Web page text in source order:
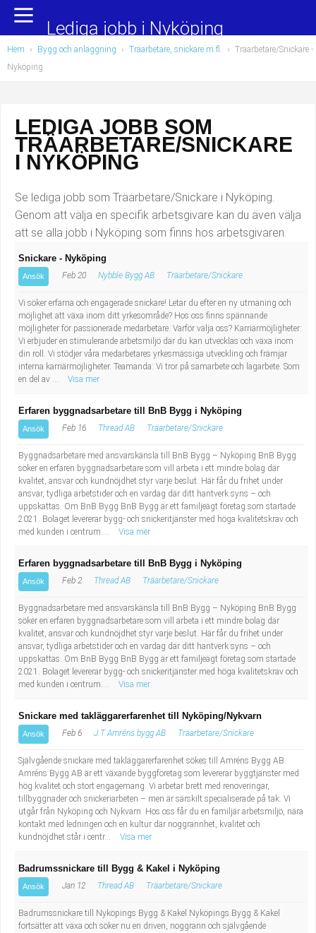
Yrkesområden
Administration, ekonomi, juridik
Chefer och verksamhetsledare
Data/IT
Försäljning, inköp, marknadsföring
Hantverksyrken
Hotell, restaurang, storhushåll
Industriell tillverkning
Installation, drift, underhåll
Kultur, media, design
Militärt arbete
Naturbruk
Naturvetenskapligt arbete
Pedagogiskt arbete
Sanering och renhållning
Socialt arbete
Säkerhetsarbete
Tekniskt arbete
Transport
Populära jobb
Undersköterska, hemtjänst och äldreboende
Barnskötare
Lärare i förskola/Förskollärare
Lagerarbetare
Bussförare/Busschaufför
Elevassistent
Behandlingsassistent/Socialpedagog
Tandsköterska
Tidningsbud/Tidningsdistributör
Lärare i fritidshem/Fritidspedagog
Taxiförare/Taxichaufför
Läkarsekreterare/Vårdadmin/Medicinsk
sekreterare
Lastbilsförare m.fl.
Fastighetsskötare
Informatör/Kommunikatör
Brevbärare
Sjuksköterska, grundutbildad
Kock, storhushåll
Undersköterska, vård- o specialavd. o mottagning
Administrativ assistent
Lärare i gymnasiet
Lediga jobb i Nyköping
Hem › Bygg och anläggning › Träarbetare, snickare m.fl. › Träarbetare/Snickare -
Nyköping
LEDIGA JOBB SOM
TRÄARBETARE/SNICKARE
I NYKÖPING
Se lediga jobb som Träarbetare/Snickare i Nyköping.
Genom att välja en specifik arbetsgivare kan du även välja
att se alla jobb i Nyköping som finns hos arbetsgivaren.
Snickare - Nyköping
Ansök Feb 20 Nybble Bygg AB Träarbetare/Snickare
Vi söker erfarna och engagerade snickare! Letar du efter en ny utmaning och
möjlighet att växa inom ditt yrkesområde? Hos oss finns spännande
möjligheter för passionerade medarbetare. Varför välja oss? Karriärmöjligheter:
Vi erbjuder en stimulerande arbetsmiljö där du kan utvecklas och växa inom
din roll. Vi stödjer våra medarbetares yrkesmässiga utveckling och främjar
interna karriärmöjligheter. Teamanda: Vi tror på samarbete och lagarbete. Som
en del av ...
Visa mer
Erfaren byggnadsarbetare till BnB Bygg i Nyköping
Ansök Feb 16 Thread AB Träarbetare/Snickare
Byggnadsarbetare med ansvarskänsla till BnB Bygg – Nyköping BnB Bygg
söker en erfaren byggnadsarbetare som vill arbeta i ett mindre bolag där
kvalitet, ansvar och kundnöjdhet styr varje beslut. Här får du frihet under
ansvar, tydliga arbetstider och en vardag där ditt hantverk syns – och
uppskattas. Om BnB Bygg BnB Bygg är ett familjeägt företag som startade
2021. Bolaget levererar bygg- och snickeritjänster med höga kvalitetskrav och
med kunden i centrum....
Visa mer
Erfaren byggnadsarbetare till BnB Bygg i Nyköping
Ansök Feb 2 Thread AB Träarbetare/Snickare
Byggnadsarbetare med ansvarskänsla till BnB Bygg – Nyköping BnB Bygg
söker en erfaren byggnadsarbetare som vill arbeta i ett mindre bolag där
kvalitet, ansvar och kundnöjdhet styr varje beslut. Här får du frihet under
ansvar, tydliga arbetstider och en vardag där ditt hantverk syns – och
uppskattas. Om BnB Bygg BnB Bygg är ett familjeägt företag som startade
2021. Bolaget levererar bygg- och snickeritjänster med höga kvalitetskrav och
med kunden i centrum....
Visa mer
Snickare med takläggarerfarenhet till Nyköping/Nykvarn
Ansök Feb 6 J.T Amréns bygg AB Träarbetare/Snickare
Självgående snickare med takläggarerfarenhet sökes till Amréns Bygg AB
Amréns Bygg AB är ett växande byggföretag som levererar byggtjänster med
hög kvalitet och stort engagemang. Vi arbetar brett med renoveringar,
tillbyggnader och snickeriarbeten – men är särskilt specialiserade på tak. Vi
utgår från Nyköping och Nykvarn. Hos oss får du en familjär arbetsmiljö, nära
kontakt med ledningen och en kultur där noggrannhet, kvalitet och
kundnöjdhet står i centr...
Visa mer
Badrumssnickare till Bygg & Kakel i Nyköping
Ansök Jan 12 Thread AB Träarbetare/Snickare
Badrumssnickare till Nyköpings Bygg & Kakel Nyköpings Bygg & Kakel
fortsätter att växa och söker nu en driven, noggrann och självgående